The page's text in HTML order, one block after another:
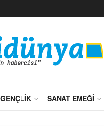
GENÇLIK SANAT EMEĞI